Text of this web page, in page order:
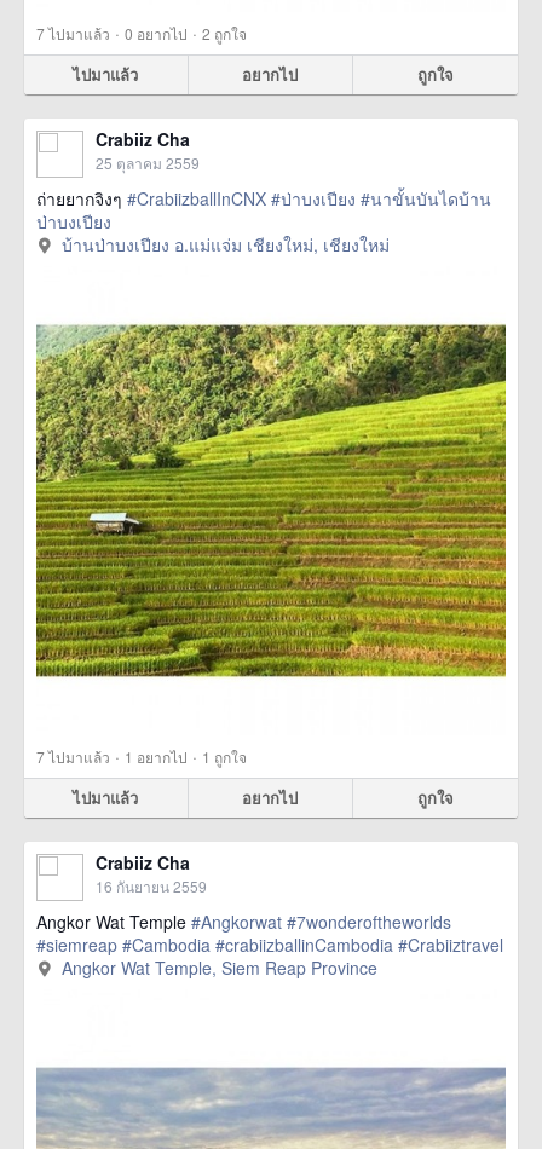
7ไปมาแล้ว · 0 อยากไป · 2 ถูกใจ
ไปมาแล้ว อยากไป ถูกใจ
Crabiiz Cha
25 ตุลาคม 2559
ถ่ายยากจิงๆ #CrabiizballInCNX #ป่าบงเปียง #นาขั้นบันไดบ้าน
ป่าบงเปียง
บ้านป่าบงเปียง อ.แม่แจ่ม เชียงใหม่, เชียงใหม่
7ไปมาแล้ว · 1 อยากไป · 1 ถูกใจ
ไปมาแล้ว อยากไป ถูกใจ
Crabiiz Cha
16 กันยายน 2559
Angkor Wat Temple #Angkorwat #7wonderoftheworlds
#siemreap #Cambodia #crabiizballinCambodia #Crabiiztravel
Angkor Wat Temple, Siem Reap Province